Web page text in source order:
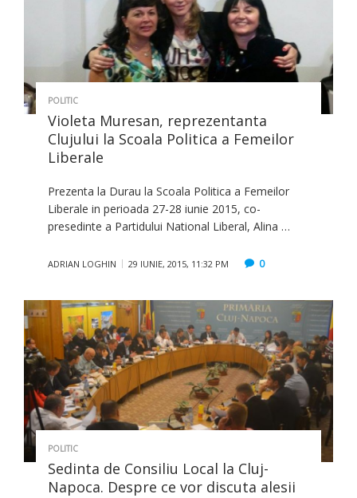
POLITIC
Violeta Muresan, reprezentanta
Clujului la Scoala Politica a Femeilor
Liberale
Prezenta la Durau la Scoala Politica a Femeilor
Liberale in perioada 27-28 iunie 2015, co-
presedinte a Partidului National Liberal, Alina …
ADRIAN LOGHIN 29 IUNIE, 2015, 11:32 PM 0
POLITIC
Sedinta de Consiliu Local la Cluj-
Napoca. Despre ce vor discuta alesii